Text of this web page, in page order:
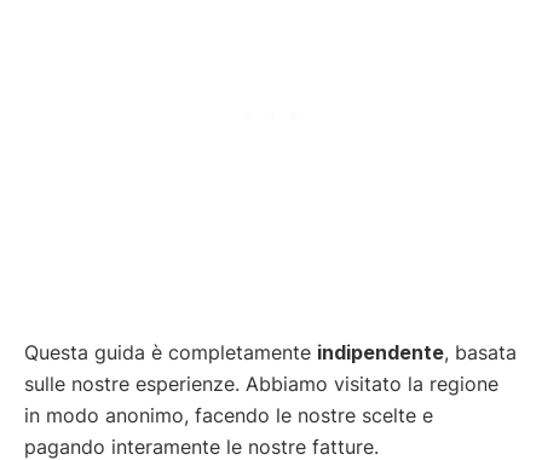
Questa guida è completamente indipendente, basata
sulle nostre esperienze. Abbiamo visitato la regione
in modo anonimo, facendo le nostre scelte e
pagando interamente le nostre fatture.